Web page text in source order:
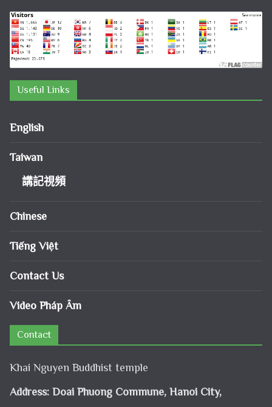
Useful Links
English
Taiwan
講記視頻
Chinese
Tiếng Việt
Contact Us
Video Pháp Âm
Contact
Khai Nguyen Buddhist temple
Address: Doai Phuong Commune, Hanoi City,